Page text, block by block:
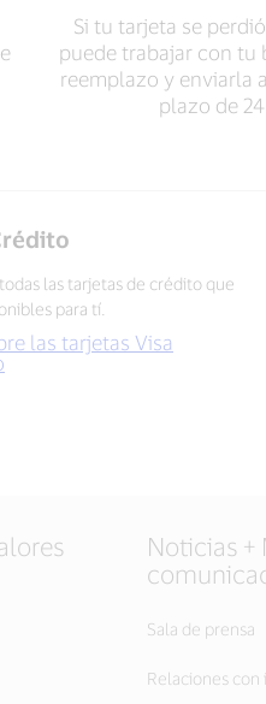
Si tu tarjeta se
puede trabajar con tu
reemplazo y enviarla
plazo de 24
las tarjetas de crédito que
para tí.
las tarjetas Visa
Noticias +
Sala de prensa
Relaciones con